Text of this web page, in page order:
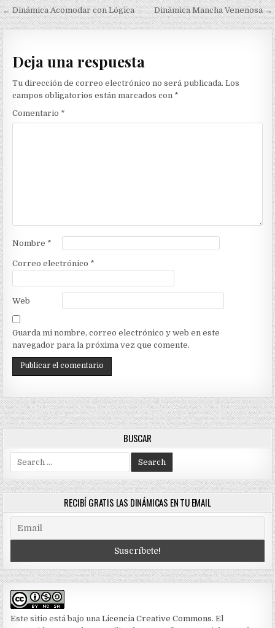
Navegación
de
entradas
← Dinámica Acomodar con Lógica Dinámica Mancha Venenosa →
Deja una respuesta
Tu dirección de correo electrónico no será publicada. Los
campos obligatorios están marcados con *
Comentario *
Nombre *
Correo electrónico *
Web
Guarda mi nombre, correo electrónico y web en este
navegador para la próxima vez que comente.
BUSCAR
for:
RECIBÍ GRATIS LAS DINÁMICAS EN TU EMAIL
Este sitio está bajo unaLicencia Creative Commons. El